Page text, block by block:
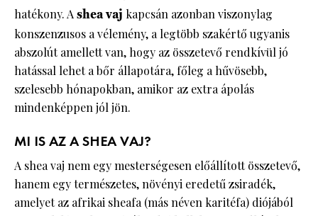
hatékony. Ashea vaj kapcsán azonban viszonylag
konszenzusos a vélemény, a legtöbb szakértő ugyanis
abszolút amellett van, hogy az összetevő rendkívül jó
hatással lehet a bőr állapotára, főleg a hűvösebb,
szelesebb hónapokban, amikor az extra ápolás
mindenképpen jól jön.
MI IS AZ A SHEA VAJ?
A shea vaj nem egy mesterségesen előállított összetevő,
hanem egy természetes, növényi eredetű zsiradék,
amelyet az afrikai sheafa (más néven karitéfa) diójából